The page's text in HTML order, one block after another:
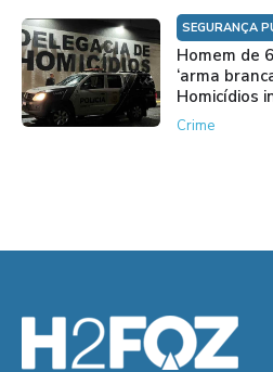
SEGURANÇA
Homem de
‘arma
Homicídios
Crime